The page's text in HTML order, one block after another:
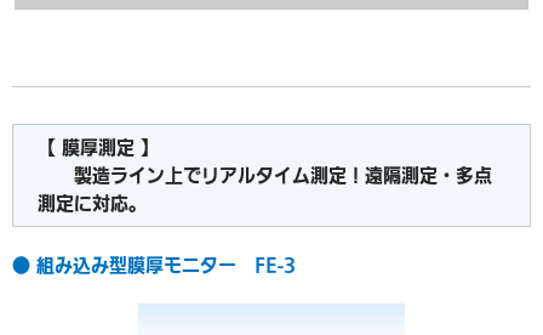
【 膜厚測定 】
製造ライン上でリアルタイム測定！遠隔測定・多点
測定に対応。
● 組み込み型膜厚モニター FE-3